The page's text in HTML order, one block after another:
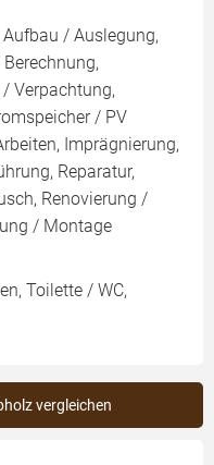
/ Auslegung,
Verpachtung,
/ PV
Imprägnierung,
Reparatur,
Renovierung /
/ Montage
Toilette / WC,
vergleichen